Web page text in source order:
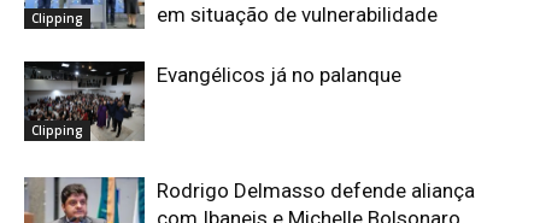
Clipping
em situação de vulnerabilidade
Clipping
Evangélicos já no palanque
Rodrigo Delmasso defende aliança
com Ibaneis e Michelle Bolsonaro